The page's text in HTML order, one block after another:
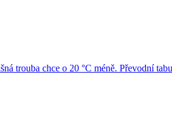
trouba chce o 20 °C méně. Převodní